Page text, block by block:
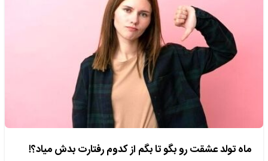
ماه تولد عشقت رو بگو تا بگم از کدوم رفتارت بدش میاد؟!